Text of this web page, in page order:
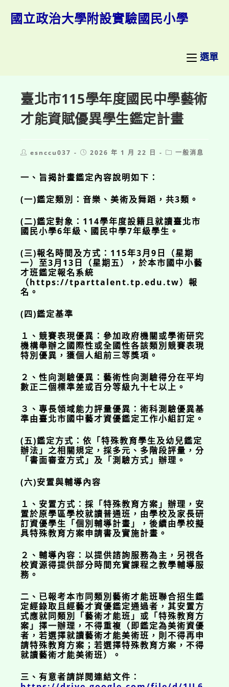
國立政治大學附設實驗國民小學
選單
臺北市115學年度國民中學藝術
才能資賦優異學生鑑定計畫
Postesnccu037
Post2026 年 1 月 22 日
Post一般消息
一、旨揭計畫鑑定內容說明如下：
(一)鑑定類別：音樂、美術及舞蹈，共3類。
(二)鑑定對象：114學年度設籍且就讀臺北市
國民小學6年級、國民中學7年級學生。
(三)報名時間及方式：115年3月9日（星期
一）至3月13日（星期五），於本市國中小藝
才班鑑定報名系統
（https://tparttalent.tp.edu.tw）報
名。
(四)鑑定基準
１、競賽表現優異：參加政府機關或學術研究
機構舉辦之國際性或全國性各該類別競賽表現
特別優異，獲個人組前三等獎項。
２、性向測驗優異：藝術性向測驗得分在平均
數正二個標準差或百分等級九十七以上。
３、專長領域能力評量優異：術科測驗優異基
準由臺北市國中藝才資優鑑定工作小組訂定。
(五)鑑定方式：依「特殊教育學生及幼兒鑑定
辦法」之相關規定，採多元、多階段評量，分
「書面審查方式」及「測驗方式」辦理。
(六)安置與輔導內容
１、安置方式：採「特殊教育方案」辦理，安
置於原學區學校就讀普通班，由學校及家長研
訂資優學生「個別輔導計畫」，後續由學校擬
具特殊教育方案申請書及實施計畫。
２、輔導內容：以提供諮詢服務為主，另視各
校資源得提供部分時間充實課程之教學輔導服
務。
二、已報考本市同類別藝術才能班聯合招生鑑
定經錄取且經藝才資優鑑定通過者，其安置方
式應就同類別「藝術才能班」或「特殊教育方
案」擇一辦理，不得重複（即鑑定為美術資優
者，若選擇就讀藝術才能美術班，則不得再申
請特殊教育方案；若選擇特殊教育方案，不得
就讀藝術才能美術班）。
三、有意者請詳閱連結文件：